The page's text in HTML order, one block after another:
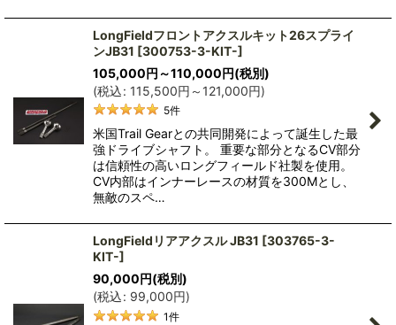
LongFieldフロントアクスルキット26スプライ
ンJB31 [300753-3-KIT-]
105,000円 ～110,000円(税別)
(税込: 115,500円 ～121,000円)
5件
米国Trail Gearとの共同開発によって誕生した最
強ドライブシャフト。 重要な部分となるCV部分
は信頼性の高いロングフィールド社製を使用。
CV内部はインナーレースの材質を300Mとし、
無敵のスペ…
LongFieldリアアクスル JB31 [303765-3-
KIT-]
90,000円(税別)
(税込: 99,000円)
1件